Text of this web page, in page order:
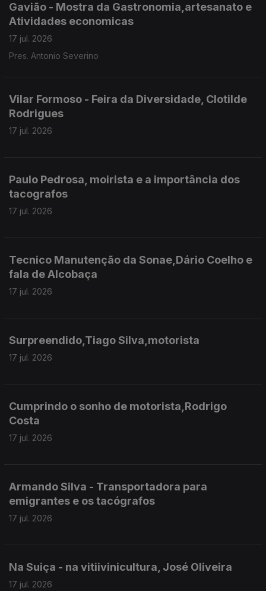
Gavião - Mostra da Gastronomia,artesanato e
Atividades economicas
17 jul. 2026
Pres. Antonio Severino
Vilar Formoso - Feira da Diversidade, Clotilde
Rodrigues
17 jul. 2026
Paulo Pedrosa, moirista e a importância dos
tacografos
17 jul. 2026
Tecnico Manutenção da Sonae,Dário Coelho e
fala de Alcobaça
17 jul. 2026
Surpreendido,Tiago Silva,motorista
17 jul. 2026
Cumprindo o sonho de motorista,Rodrigo
Costa
17 jul. 2026
Armando Silva - Transportadora para
emigrantes e os tacógrafos
17 jul. 2026
Na Suiça - na vitiivinicultura, José Oliveira
17 jul. 2026